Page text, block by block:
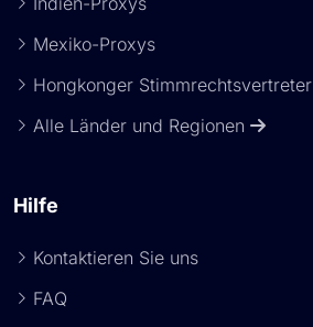
Mexiko-Proxys
Hongkonger Stimmrechtsvertreter
Alle Länder und Regionen
Hilfe
Kontaktieren Sie uns
FAQ